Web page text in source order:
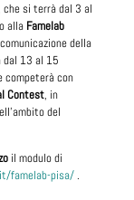
che si terrà dal 3 al
alla Famelab
della
dal 13 al 15
competerà con
Contest, in
del
il modulo di
famelab-pisa/.